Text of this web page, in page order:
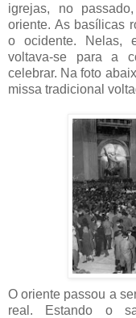
igrejas, no
oriente. As basílicas
o ocidente. Nelas,
voltava-se para a
celebrar. Na foto
missa tradicional
O oriente passou a
real. Estando o